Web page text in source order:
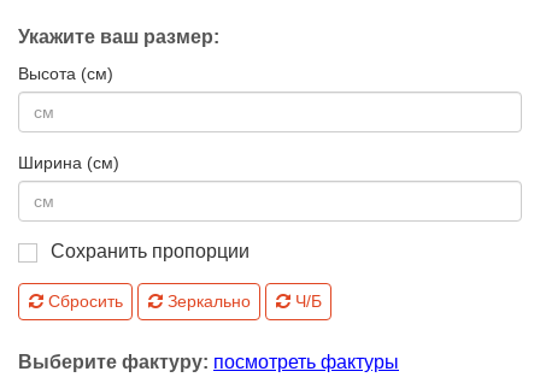
Укажите ваш размер:
Высота (см)
Ширина (см)
Сохранить пропорции
Сбросить Зеркально Ч/Б
Выберите фактуру: посмотреть фактуры